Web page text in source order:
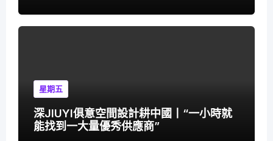
星期五
深JIUYI俱意空間設計耕中國丨“一小時就
能找到一大量優秀供應商”